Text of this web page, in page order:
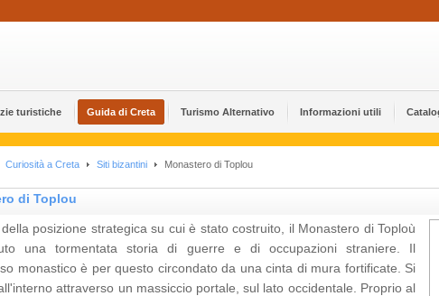
turistiche Guida di Creta Turismo Alternativo Informazioni utili
Curiosità a Creta Siti bizantini Monastero di Toplou
di Toplou
posizione strategica su cui è stato costruito, il Monastero di Toploù
una tormentata storia di guerre e di occupazioni straniere. Il
monastico è per questo circondato da una cinta di mura fortificate. Si
attraverso un massiccio portale, sul lato occidentale. Proprio al